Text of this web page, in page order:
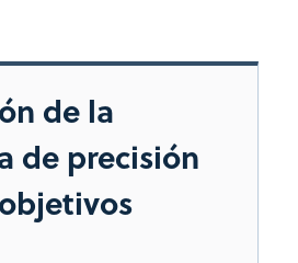
de la
de precisión